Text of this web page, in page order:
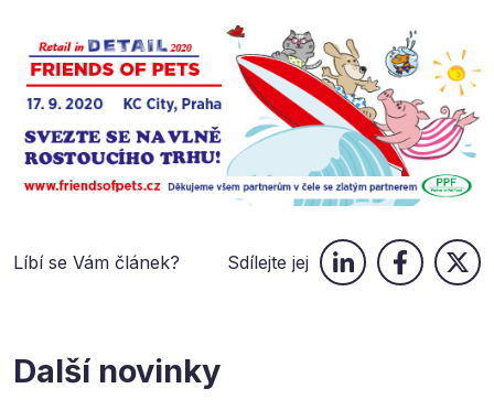
Líbí se Vám článek? Sdílejte jej
Další novinky